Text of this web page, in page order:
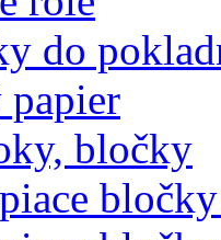
do
papier
bločky